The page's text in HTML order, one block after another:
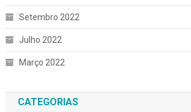
Setembro 2022
Julho 2022
Março 2022
CATEGORIAS